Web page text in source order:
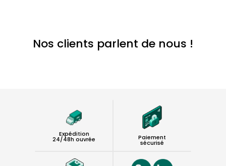
Nos clients parlent de nous !
Expédition
24/48h ouvrée Paiement
sécurisé